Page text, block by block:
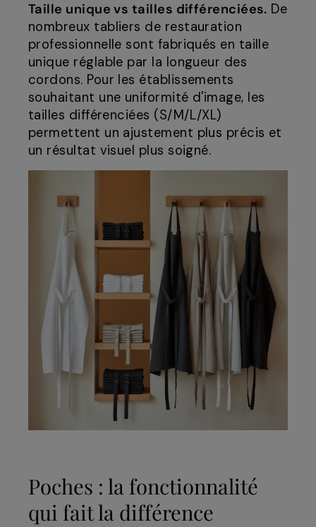
Taille unique vs tailles différenciées. De
nombreux tabliers de restauration
professionnelle sont fabriqués en taille
unique réglable par la longueur des
cordons. Pour les établissements
souhaitant une uniformité d'image, les
tailles différenciées (S/M/L/XL)
permettent un ajustement plus précis et
un résultat visuel plus soigné.
Poches : la fonctionnalité
qui fait la différence